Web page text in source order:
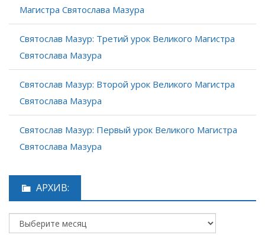
Магистра Святослава Мазура
Святослав Мазур: Третий урок Великого Магистра
Святослава Мазура
Святослав Мазур: Второй урок Великого Магистра
Святослава Мазура
Святослав Мазур: Первый урок Великого Магистра
Святослава Мазура
АРХИВ: